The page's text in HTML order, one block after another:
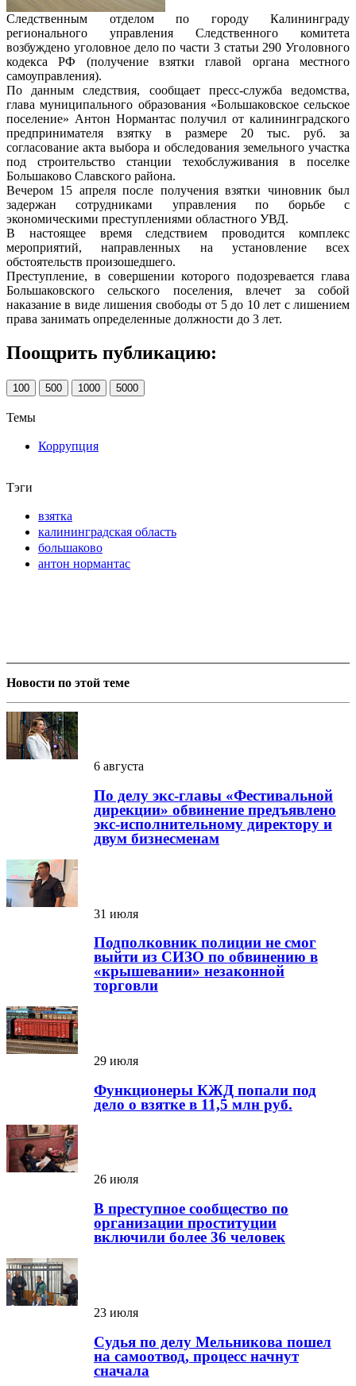
Следственным отделом по городу Калининграду
регионального управления Следственного комитета
возбуждено уголовное дело по части 3 статьи 290 Уголовного
кодекса РФ (получение взятки главой органа местного
самоуправления).
По данным следствия, сообщает пресс-служба ведомства,
глава муниципального образования «Большаковское сельское
поселение» Антон Нормантас получил от калининградского
предпринимателя взятку в размере 20 тыс. руб. за
согласование акта выбора и обследования земельного участка
под строительство станции техобслуживания в поселке
Большаково Славского района.
Вечером 15 апреля после получения взятки чиновник был
задержан сотрудниками управления по борьбе с
экономическими преступлениями областного УВД.
В настоящее время следствием проводится комплекс
мероприятий, направленных на установление всех
обстоятельств произошедшего.
Преступление, в совершении которого подозревается глава
Большаковского сельского поселения, влечет за собой
наказание в виде лишения свободы от 5 до 10 лет с лишением
права занимать определенные должности до 3 лет.
Поощрить публикацию:
100 500 1000 5000
Темы
Коррупция
Тэги
взятка
калининградская область
большаково
антон нормантас
Новости по этой теме
6 августа
По делу экс-главы «Фестивальной
дирекции» обвинение предъявлено
экс-исполнительному директору и
двум бизнесменам
31 июля
Подполковник полиции не смог
выйти из СИЗО по обвинению в
«крышевании» незаконной
торговли
29 июля
Функционеры КЖД попали под
дело о взятке в 11,5 млн руб.
26 июля
В преступное сообщество по
организации проституции
включили более 36 человек
23 июля
Судья по делу Мельникова пошел
на самоотвод, процесс начнут
сначала